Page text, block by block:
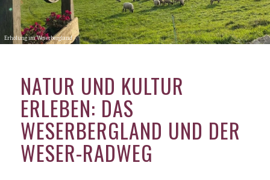
Erholung im Weserbergland
NATUR UND KULTUR
ERLEBEN: DAS
WESERBERGLAND UND DER
WESER-RADWEG